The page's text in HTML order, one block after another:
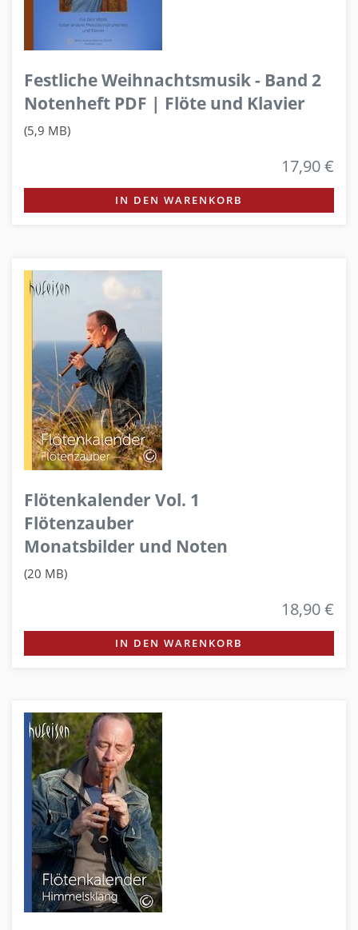
Festliche Weihnachtsmusik - Band 2
Notenheft PDF | Flöte und Klavier
(5,9 MB)
17,90 €
IN DEN WARENKORB
Flötenkalender Vol. 1
Flötenzauber
Monatsbilder und Noten
(20 MB)
18,90 €
IN DEN WARENKORB